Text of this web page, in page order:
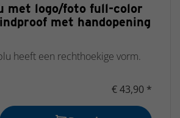
met logo/foto full-color
met handopening
heeft een rechthoekige vorm.
€ 43,90 *